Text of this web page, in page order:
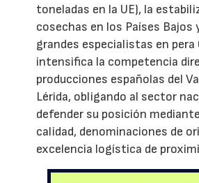
toneladas en la UE), la
cosechas en los Países Bajos
grandes especialistas en
intensifica la competencia
producciones españolas del
Lérida, obligando al sector
defender su posición
calidad, denominaciones de
excelencia logística de